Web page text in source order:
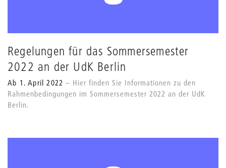
Regelungen für das Sommersemester
2022 an der UdK Berlin
Ab 1. April 2022
Hier finden Sie Informationen zu den
Rahmenbedingungen im Sommersemester 2022 an der UdK
Berlin.